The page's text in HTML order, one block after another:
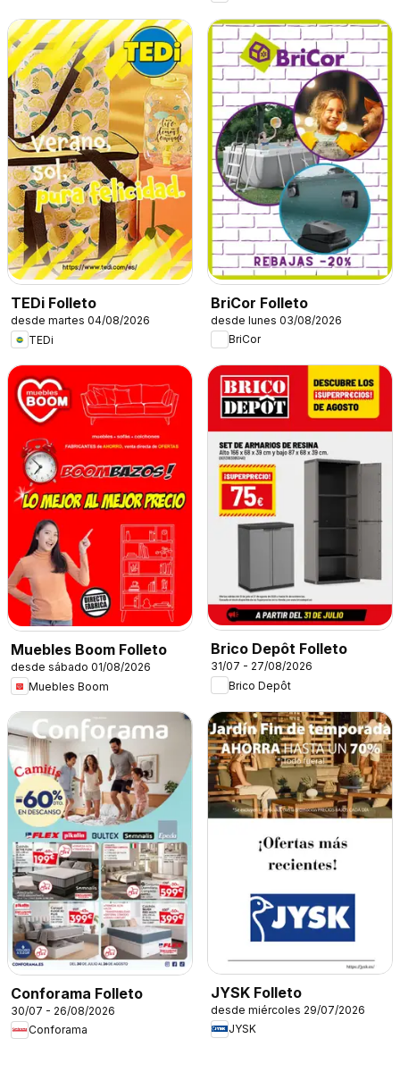
TEDi Folleto
desde martes 04/08/2026
TEDi
BriCor Folleto
desde lunes 03/08/2026
BriCor
Muebles Boom Folleto
desde sábado 01/08/2026
Muebles Boom
Brico Depôt Folleto
31/07 - 27/08/2026
Brico Depôt
Conforama Folleto
30/07 - 26/08/2026
Conforama
JYSK Folleto
desde miércoles 29/07/2026
JYSK